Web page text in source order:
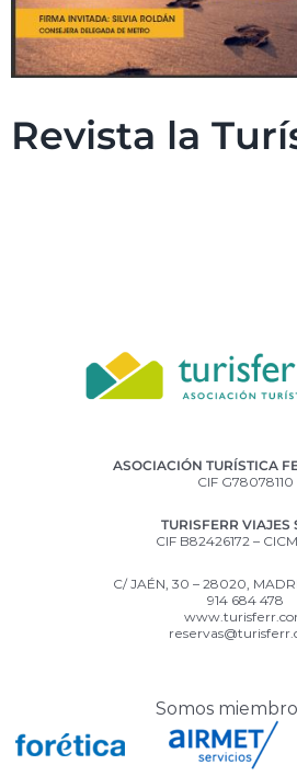
Revista la
ASOCIACIÓN TURÍSTICA
CIF G78078110
TURISFERR VIAJES
CIF B82426172 –
C/ JAÉN, 30 – 28020,
914 684 478
Somos